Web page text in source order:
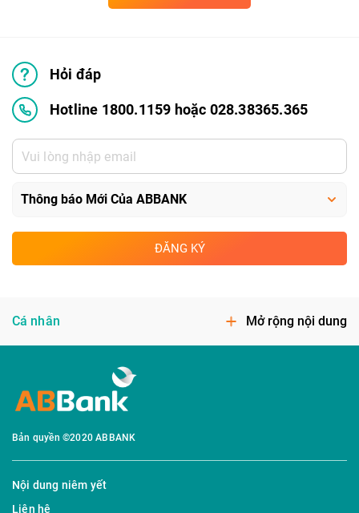
Hỏi đáp
Hotline 1800.1159 hoặc 028.38365.365
ĐĂNG KÝ
Cá nhân Mở rộng nội dung
Bản quyền ©2020 ABBANK
Nội dung niêm yết
Liên hệ